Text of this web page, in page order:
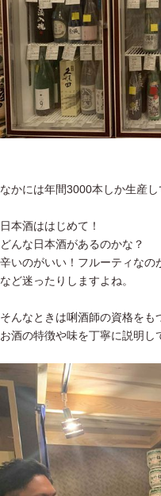
なかには年間3000本しか生産し
日本酒ははじめて！
どんな日本酒があるのかな？
辛いのがいい！フルーティなの
など迷ったりしますよね。
そんなときは唎酒師の資格をも
お酒の特徴や味を丁寧に説明し